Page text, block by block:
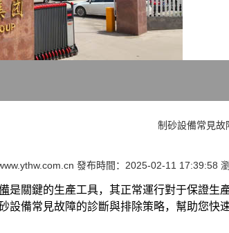
制砂設備常見故
發布時間：2025-02-11 17:39:58
是關鍵的生產工具，其正常運行對于保證生
設備常見故障的診斷與排除策略，幫助您快